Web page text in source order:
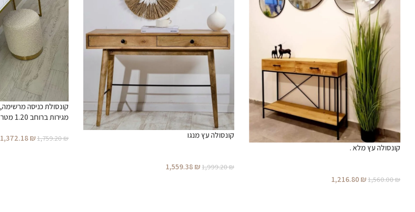
קונסולה עץ מלא .
1,560.00₪
1,216.80₪
קונסולה עץ מנגו
1,999.20₪
1,559.38₪
1,759.20₪
1,372.18₪